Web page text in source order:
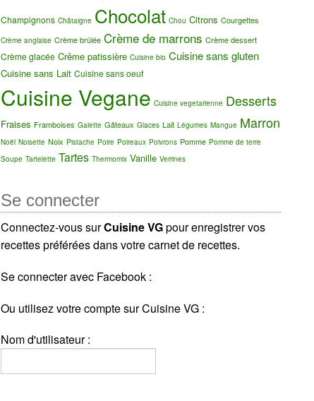
Champignons Châtaigne Chocolat Chou Citrons Courgettes
Crème anglaise Crème brûlée Crème de marrons Crème dessert
Crème glacée Crême patissière Cuisine bio Cuisine sans gluten
Cuisine sans Lait Cuisine sans oeuf
Cuisine Vegane Cuisine vegetarienne Desserts
Fraises Framboises Galette Gâteaux Glaces Lait Légumes Mangue Marron
Noël Noisette Noix Pistache Poire Poireaux Poivrons Pomme Pomme de terre
Soupe Tartelette Tartes Thermomix Vanille Verrines
Se connecter
Connectez-vous surCuisine VGpour enregistrer vos
recettes préférées dans votre carnet de recettes.
Se connecter avec Facebook :
Ou utilisez votre compte sur Cuisine VG :
Nom d'utilisateur :